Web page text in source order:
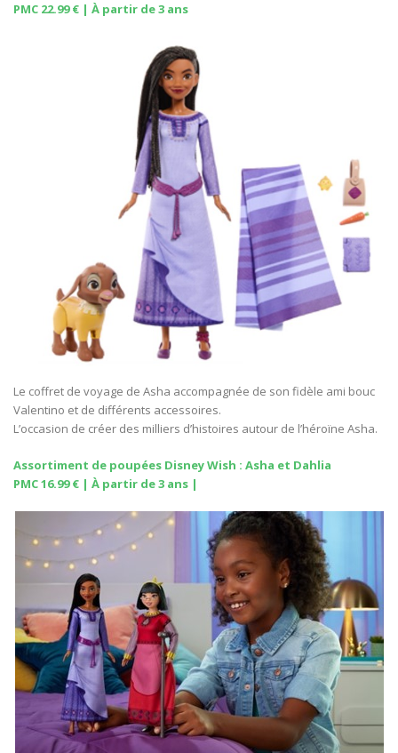
PMC 22.99 € | À partir de 3 ans
Le coffret de voyage de Asha accompagnée de son fidèle ami bouc
Valentino et de différents accessoires.
L’occasion de créer des milliers d’histoires autour de l’héroïne Asha.
Assortiment de poupées Disney Wish : Asha et Dahlia
PMC 16.99 € | À partir de 3 ans |